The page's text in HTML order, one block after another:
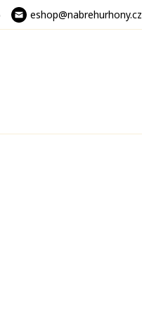
eshop@nabrehurhony.cz